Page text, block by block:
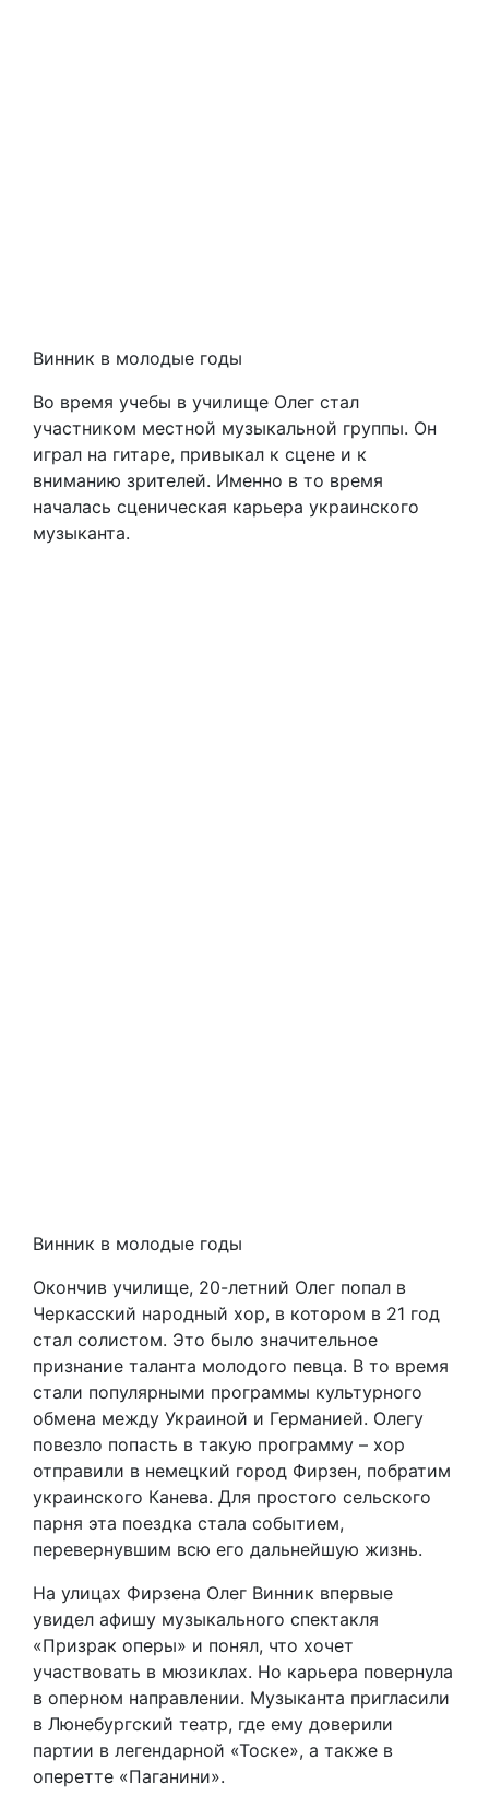
Винник в молодые годы
Во время учебы в училище Олег стал
участником местной музыкальной группы. Он
играл на гитаре, привыкал к сцене и к
вниманию зрителей. Именно в то время
началась сценическая карьера украинского
музыканта.
Винник в молодые годы
Окончив училище, 20-летний Олег попал в
Черкасский народный хор, в котором в 21 год
стал солистом. Это было значительное
признание таланта молодого певца. В то время
стали популярными программы культурного
обмена между Украиной и Германией. Олегу
повезло попасть в такую программу – хор
отправили в немецкий город Фирзен, побратим
украинского Канева. Для простого сельского
парня эта поездка стала событием,
перевернувшим всю его дальнейшую жизнь.
На улицах Фирзена Олег Винник впервые
увидел афишу музыкального спектакля
«Призрак оперы» и понял, что хочет
участвовать в мюзиклах. Но карьера повернула
в оперном направлении. Музыканта пригласили
в Люнебургский театр, где ему доверили
партии в легендарной «Тоске», а также в
оперетте «Паганини».